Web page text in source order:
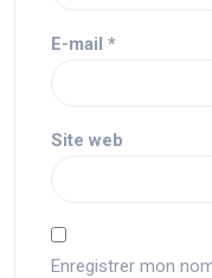
E-mail *
Site web
Enregistrer mon